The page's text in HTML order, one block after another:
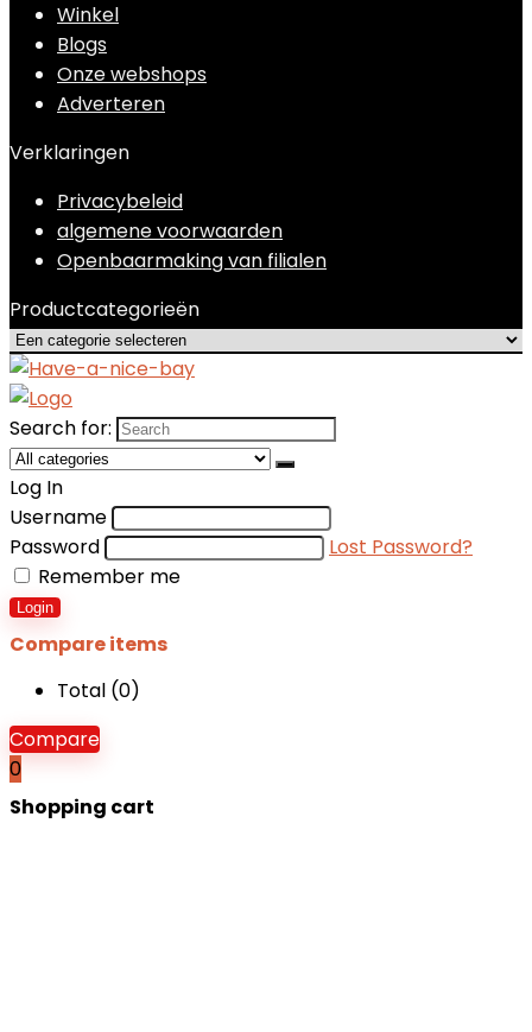
Winkel
Blogs
Onze webshops
Adverteren
Verklaringen
Privacybeleid
algemene voorwaarden
Openbaarmaking van filialen
Productcategorieën
Search for:
Log In
Username
Password
Lost Password?
Remember me
Login
Compare items
Total (0)
Compare
0
Shopping cart